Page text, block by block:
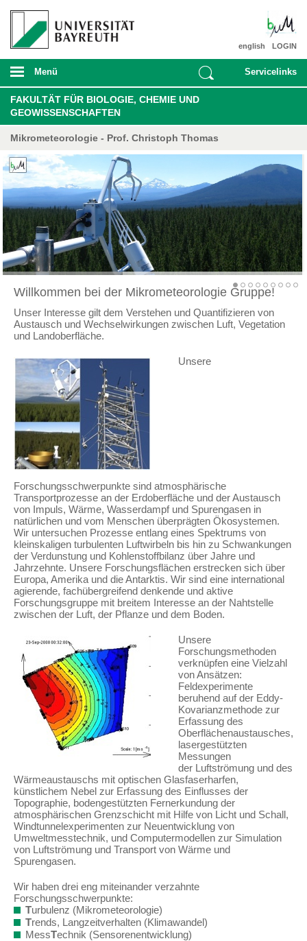
LOGIN
english
Menü Servicelinks
FAKULTÄT FÜR BIOLOGIE, CHEMIE UND
GEOWISSENSCHAFTEN
Mikrometeorologie - Prof. Christoph Thomas
Willkommen bei der Mikrometeorologie Gruppe!
Unser Interesse gilt dem Verstehen und Quantifizieren von
Austausch und Wechselwirkungen zwischen Luft, Vegetation
und Landoberfläche.
Unsere
Forschungsschwerpunkte sind atmosphärische
Transportprozesse an der Erdoberfläche und der Austausch
von Impuls, Wärme, Wasserdampf und Spurengasen in
natürlichen und vom Menschen überprägten Ökosystemen.
Wir untersuchen Prozesse entlang eines Spektrums von
kleinskaligen turbulenten Luftwirbeln bis hin zu Schwankungen
der Verdunstung und Kohlenstoffbilanz über Jahre und
Jahrzehnte. Unsere Forschungsflächen erstrecken sich über
Europa, Amerika und die Antarktis. Wir sind eine international
agierende, fachübergreifend denkende und aktive
Forschungsgruppe mit breitem Interesse an der Nahtstelle
zwischen der Luft, der Pflanze und dem Boden.
Unsere
Forschungsmethoden
verknüpfen eine Vielzahl
von Ansätzen:
Feldexperimente
beruhend auf der Eddy-
Kovarianzmethode zur
Erfassung des
Oberflächenaustausches,
lasergestützten
Messungen
der Luftströmung und des
Wärmeaustauschs mit optischen Glasfaserharfen,
künstlichem Nebel zur Erfassung des Einflusses der
Topographie, bodengestützten Fernerkundung der
atmosphärischen Grenzschicht mit Hilfe von Licht und Schall,
Windtunnelexperimenten zur Neuentwicklung von
Umweltmesstechnik, und Computermodellen zur Simulation
von Luftströmung und Transport von Wärme und
Spurengasen.
Wir haben drei eng miteinander verzahnte
Forschungsschwerpunkte:
Turbulenz (Mikrometeorologie)
Trends, Langzeitverhalten (Klimawandel)
MessTechnik (Sensorenentwicklung)